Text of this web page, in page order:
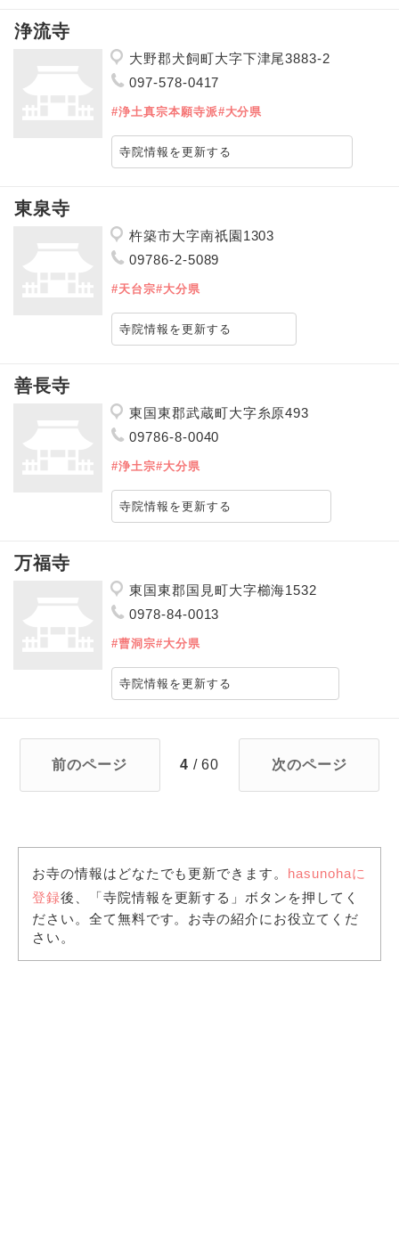
浄流寺
大野郡犬飼町大字下津尾3883-2
097-578-0417
#浄土真宗本願寺派#大分県
寺院情報を更新する
東泉寺
杵築市大字南祇園1303
09786-2-5089
#天台宗#大分県
寺院情報を更新する
善長寺
東国東郡武蔵町大字糸原493
09786-8-0040
#浄土宗#大分県
寺院情報を更新する
万福寺
東国東郡国見町大字櫛海1532
0978-84-0013
#曹洞宗#大分県
寺院情報を更新する
前のページ 4 / 60 次のページ
お寺の情報はどなたでも更新できます。 hasunohaに
登録後、「寺院情報を更新する」ボタンを押してく
ださい。全て無料です。お寺の紹介にお役立てくだ
さい。